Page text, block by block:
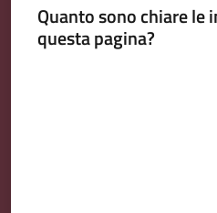
Servizi
Quanto sono chiare le
questa pagina?